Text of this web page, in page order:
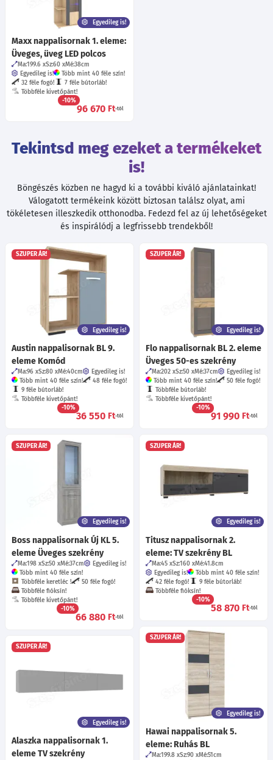
Egyedileg is!
Maxx nappalisornak 1. eleme:
Üveges, üveg LED polcos
Ma:199.6 Sz:60 Mé:38cm
Egyedileg is!
Több mint 40 féle szín!
32 féle fogó!
7 féle bútorláb!
Többféle kivetőpánt!
-10%
96 670 Ft-tól
Tekintsd meg ezeket a termékeket
is!
Böngészés közben ne hagyd ki a további kiváló ajánlatainkat!
Válogatott termékeink között biztosan találsz olyat, ami
tökéletesen illeszkedik otthonodba. Fedezd fel az új lehetőségeket
és inspirálódj a legfrissebb trendekből!
SZUPER ÁR!
Egyedileg is!
Austin nappalisornak BL 9.
eleme Komód
Ma:96 Sz:80 Mé:40cm
Egyedileg is!
Több mint 40 féle szín!
48 féle fogó!
9 féle bútorláb!
Többféle kivetőpánt!
-10%
36 550 Ft-tól
SZUPER ÁR!
Egyedileg is!
Flo nappalisornak BL 2. eleme
Üveges 50-es szekrény
Ma:202 Sz:50 Mé:37cm
Egyedileg is!
Több mint 40 féle szín!
50 féle fogó!
Többféle bútorláb!
Többféle kivetőpánt!
-10%
91 990 Ft-tól
SZUPER ÁR!
Egyedileg is!
Boss nappalisornak Új KL 5.
eleme Üveges szekrény
Ma:198 Sz:50 Mé:37cm
Egyedileg is!
Több mint 40 féle szín!
Többféle keretléc !
50 féle fogó!
Többféle fióksín!
Többféle kivetőpánt!
-10%
66 880 Ft-tól
SZUPER ÁR!
Egyedileg is!
Titusz nappalisornak 2.
eleme: TV szekrény BL
Ma:45 Sz:160 Mé:41.8cm
Egyedileg is!
Több mint 40 féle szín!
42 féle fogó!
9 féle bútorláb!
Többféle fióksín!
-10%
58 870 Ft-tól
SZUPER ÁR!
Egyedileg is!
Hawai nappalisornak 5.
eleme: Ruhás BL
Ma:199.8 Sz:90 Mé:51cm
SZUPER ÁR!
Egyedileg is!
Alaszka nappalisornak 1.
eleme TV szekrény